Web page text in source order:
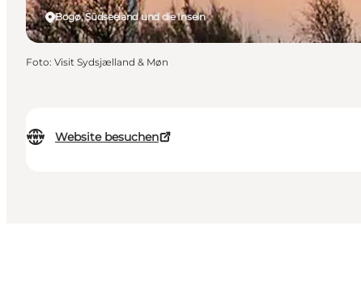
Website besuchen
Bogø, Südseeland und die Inseln
Foto: Visit Sydsjælland & Møn